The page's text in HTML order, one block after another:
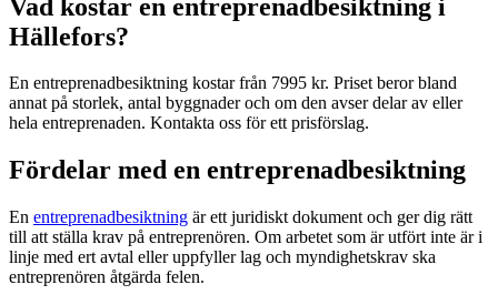
Vad kostar en entreprenadbesiktning i
Hällefors?
En entreprenadbesiktning kostar från 7995 kr. Priset beror bland
annat på storlek, antal byggnader och om den avser delar av eller
hela entreprenaden. Kontakta oss för ett prisförslag.
Fördelar med en entreprenadbesiktning
En entreprenadbesiktning är ett juridiskt dokument och ger dig rätt
till att ställa krav på entreprenören. Om arbetet som är utfört inte är i
linje med ert avtal eller uppfyller lag och myndighetskrav ska
entreprenören åtgärda felen.